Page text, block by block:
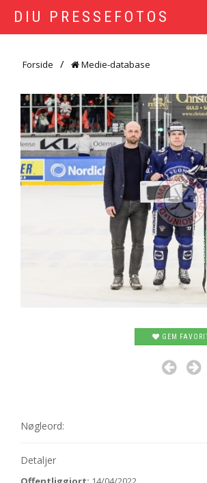
DIU PRESSEFOTOS
Forside Medie-database
GEM FAVORIT
Nøgleord:
Detaljer